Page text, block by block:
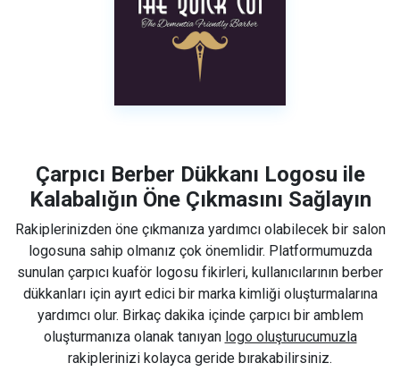
Çarpıcı Berber Dükkanı Logosu ile
Kalabalığın Öne Çıkmasını Sağlayın
Rakiplerinizden öne çıkmanıza yardımcı olabilecek bir salon
logosuna sahip olmanız çok önemlidir. Platformumuzda
sunulan çarpıcı kuaför logosu fikirleri, kullanıcılarının berber
dükkanları için ayırt edici bir marka kimliği oluşturmalarına
yardımcı olur. Birkaç dakika içinde çarpıcı bir amblem
oluşturmanıza olanak tanıyan logo oluşturucumuzla
rakiplerinizi kolayca geride bırakabilirsiniz.